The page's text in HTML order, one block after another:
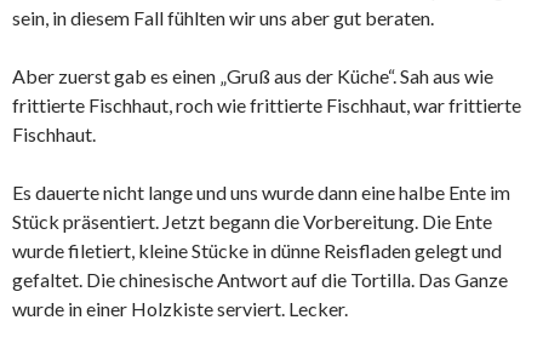
sein, in diesem Fall fühlten wir uns aber gut beraten.
Aber zuerst gab es einen „Gruß aus der Küche“. Sah aus wie
frittierte Fischhaut, roch wie frittierte Fischhaut, war frittierte
Fischhaut.
Es dauerte nicht lange und uns wurde dann eine halbe Ente im
Stück präsentiert. Jetzt begann die Vorbereitung. Die Ente
wurde filetiert, kleine Stücke in dünne Reisfladen gelegt und
gefaltet. Die chinesische Antwort auf die Tortilla. Das Ganze
wurde in einer Holzkiste serviert. Lecker.